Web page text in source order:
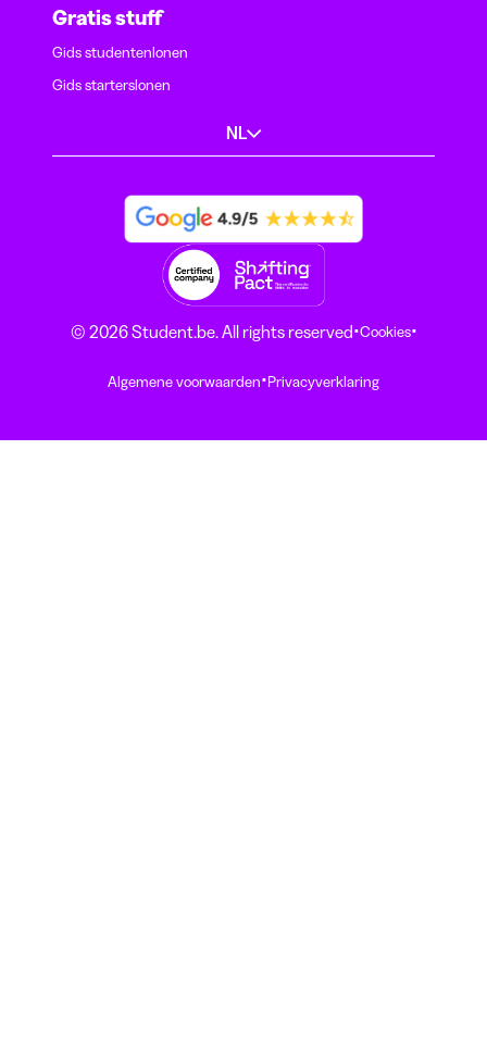
Gratis stuff
Gids studentenlonen
Gids starterslonen
NL
© 2026 Student.be. All rights reserved·Cookies·
Algemene voorwaarden·Privacyverklaring